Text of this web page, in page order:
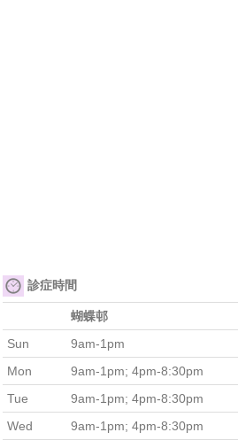
診症時間
蝴蝶邨
Sun
9am-1pm
Mon
9am-1pm; 4pm-8:30pm
Tue
9am-1pm; 4pm-8:30pm
Wed
9am-1pm; 4pm-8:30pm